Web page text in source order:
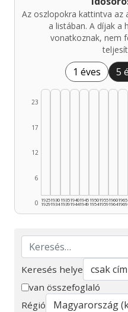
Az oszlopokra kattintva az
a listában. A díjak a
vonatkoznak, nem
1 éves 5
0
6
12
17
23
1925
1929
1930
1934
1935
1939
1940
1944
1945
1949
1950
1954
1955
1959
1960
1964
1965
1969
Keresés
Keresés helye
van összefoglaló
Régió